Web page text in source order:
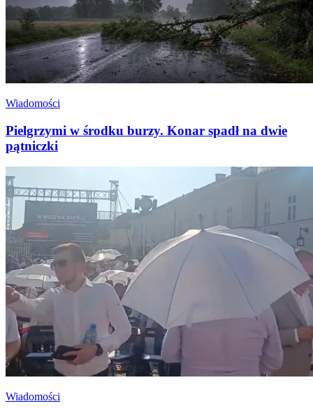
Wiadomości
Pielgrzymi w środku burzy. Konar spadł na dwie
pątniczki
Wiadomości